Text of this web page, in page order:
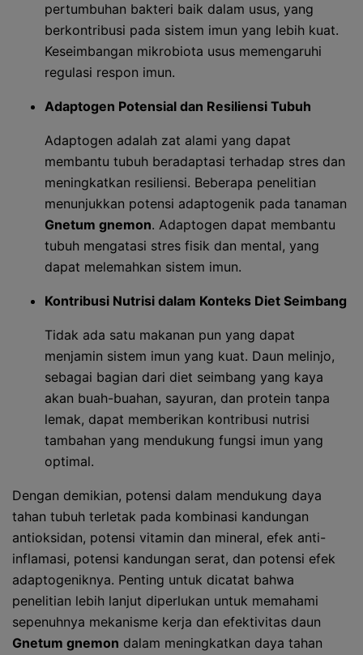
pertumbuhan bakteri baik dalam usus, yang
berkontribusi pada sistem imun yang lebih kuat.
Keseimbangan mikrobiota usus memengaruhi
regulasi respon imun.
Adaptogen Potensial dan Resiliensi Tubuh
Adaptogen adalah zat alami yang dapat
membantu tubuh beradaptasi terhadap stres dan
meningkatkan resiliensi. Beberapa penelitian
menunjukkan potensi adaptogenik pada tanaman
Gnetum gnemon. Adaptogen dapat membantu
tubuh mengatasi stres fisik dan mental, yang
dapat melemahkan sistem imun.
Kontribusi Nutrisi dalam Konteks Diet Seimbang
Tidak ada satu makanan pun yang dapat
menjamin sistem imun yang kuat. Daun melinjo,
sebagai bagian dari diet seimbang yang kaya
akan buah-buahan, sayuran, dan protein tanpa
lemak, dapat memberikan kontribusi nutrisi
tambahan yang mendukung fungsi imun yang
optimal.
Dengan demikian, potensi dalam mendukung daya
tahan tubuh terletak pada kombinasi kandungan
antioksidan, potensi vitamin dan mineral, efek anti-
inflamasi, potensi kandungan serat, dan potensi efek
adaptogeniknya. Penting untuk dicatat bahwa
penelitian lebih lanjut diperlukan untuk memahami
sepenuhnya mekanisme kerja dan efektivitas daun
Gnetum gnemon dalam meningkatkan daya tahan